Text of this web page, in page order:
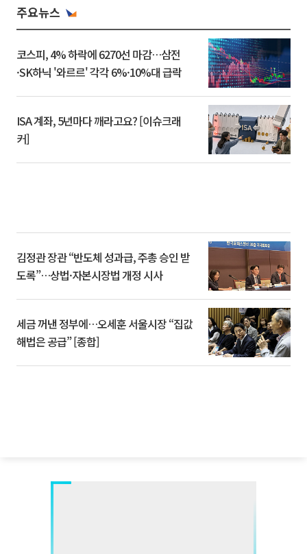
주요뉴스
코스피, 4% 하락에 6270선 마감…삼전
·SK하닉 '와르르' 각각 6%·10%대 급락
ISA 계좌, 5년마다 깨라고요? [이슈크래
커]
김정관 장관 “반도체 성과급, 주총 승인 받
도록”…상법·자본시장법 개정 시사
세금 꺼낸 정부에…오세훈 서울시장 “집값
해법은 공급” [종합]